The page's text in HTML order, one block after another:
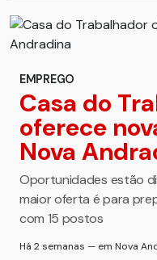
EMPREGO
Casa do
oferece
Nova
Oportunidades estão
maior oferta é para
com 15 postos
Há 2 semanas — em Nova